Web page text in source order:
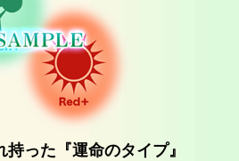
った『運命のタイプ』